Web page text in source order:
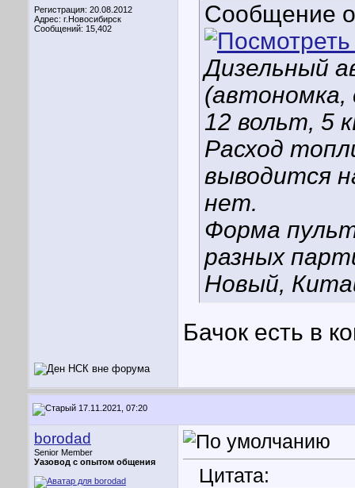
Регистрация: 20.08.2012
Адрес: г.Новосибирск
Сообщений: 15,402
Сообщение
Дизельный
(автономка,
12 вольт, 5
Расход
выводится
нет.
Форма
разных
Новый,
Бачок есть в
17.11.2021, 07:20
borodad
Senior Member
Уазовод с опытом общения
Цитата: